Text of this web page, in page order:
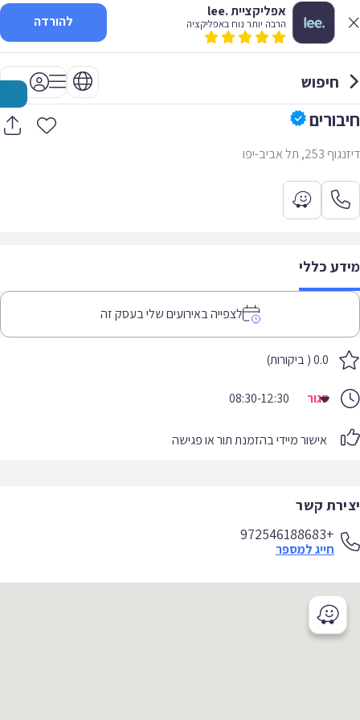
אפליקציית .lee
הרבה יותר נוח באפליקציה להורדה
חיפוש
חיבורים
דיזנגוף 253, תל אביב-יפו
מידע כללי
לצפייה באירועים שלי בעסק זה
0.0 ( ביקורות)
סגור 08:30-12:30
אישור מיידי בהזמנת תור או פגישה
יצירת קשר
+972546188683
חייג למספר